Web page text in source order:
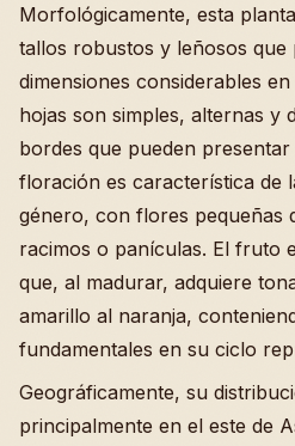
Morfológicamente, esta
tallos robustos y leñosos que
dimensiones considerables
hojas son simples, alternas y
bordes que pueden
floración es característica de
género, con flores pequeñas
racimos o panículas. El fruto
que, al madurar, adquiere
amarillo al naranja,
fundamentales en su ciclo
Geográficamente, su
principalmente en el este de